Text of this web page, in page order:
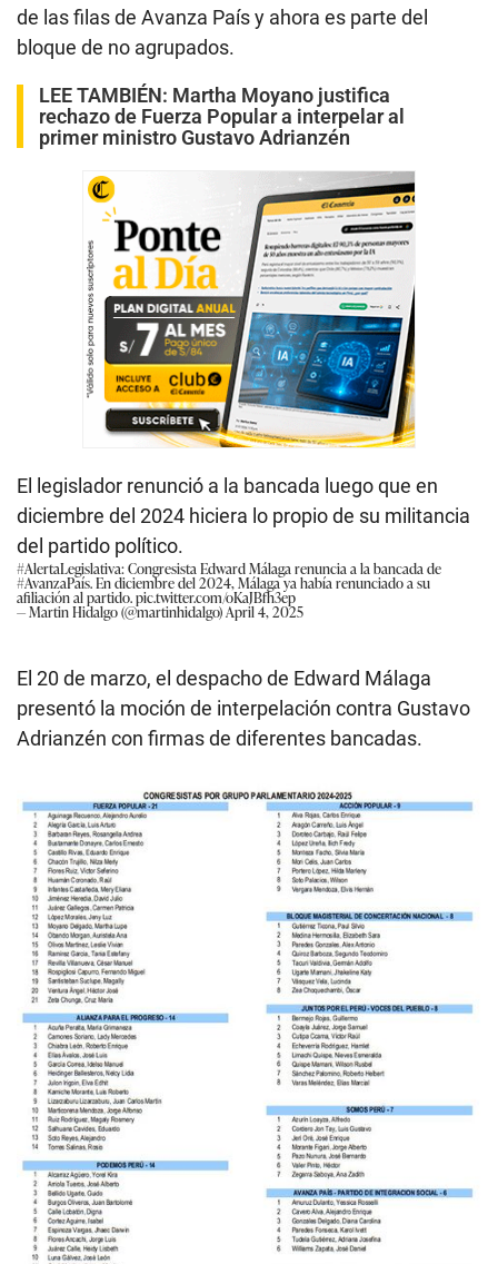
de las filas de Avanza País y ahora es parte del
bloque de no agrupados.
LEE TAMBIÉN: Martha Moyano justifica
rechazo de Fuerza Popular a interpelar al
primer ministro Gustavo Adrianzén
El legislador renunció a la bancada luego que en
diciembre del 2024 hiciera lo propio de su militancia
del partido político.
#AlertaLegislativa: Congresista Edward Málaga renuncia a la bancada de
#AvanzaPaís. En diciembre del 2024, Málaga ya había renunciado a su
afiliación al partido.pic.twitter.com/oKaJBfh3ep
— Martin Hidalgo (@martinhidalgo)April 4, 2025
El 20 de marzo, el despacho de Edward Málaga
presentó la moción de interpelación contra Gustavo
Adrianzén con firmas de diferentes bancadas.